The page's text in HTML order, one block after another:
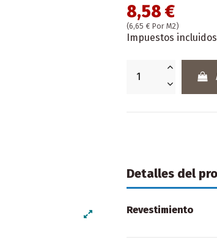
8,58 €
(6,65 € Por M2)
Impuestos incluidos
Detalles del
Revestimiento